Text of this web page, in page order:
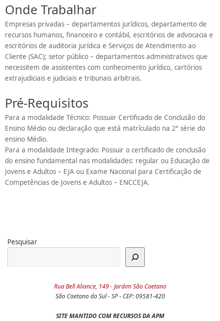
Onde Trabalhar
Empresas privadas – departamentos jurídicos, departamento de
recursos humanos, financeiro e contábil, escritórios de advocacia e
escritórios de auditoria jurídica e Serviços de Atendimento ao
Cliente (SAC); setor público – departamentos administrativos que
necessitem de assistentes com conhecimento jurídico, cartórios
extrajudiciais e judiciais e tribunais arbitrais.
Pré-Requisitos
Para a modalidade Técnico: Possuiir Certificado de Conclusão do
Ensino Médio ou declaração que está matrículado na 2ª série do
ensino Médio.
Para a modalidade Integrado: Possuir o certificado de conclusão
do ensino fundamental nas modalidades: regular ou Educação de
Jovens e Adultos – EJA ou Exame Nacional para Certificação de
Competências de Jovens e Adultos – ENCCEJA.
Pesquisar
Rua Bell Aliance, 149 - Jardim São Caetano
São Caetano do Sul - SP - CEP: 09581-420
SITE MANTIDO COM RECURSOS DA APM